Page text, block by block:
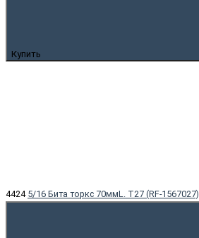
Купить
4424 5/16 Бита торкс 70ммL. T27 (RF-1567027)